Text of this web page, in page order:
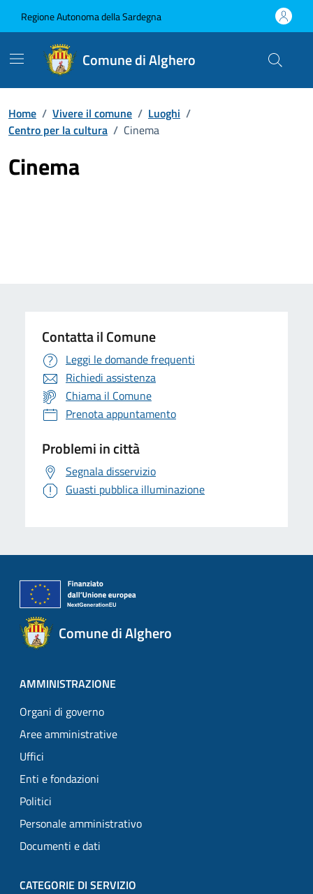
Regione Autonoma della Sardegna
Comune di Alghero
Home / Vivere il comune / Luoghi /
Centro per la cultura / Cinema
Cinema
Contatta il Comune
Leggi le domande frequenti
Richiedi assistenza
Chiama il Comune
Prenota appuntamento
Problemi in città
Segnala disservizio
Guasti pubblica illuminazione
Comune di Alghero
AMMINISTRAZIONE
Organi di governo
Aree amministrative
Uffici
Enti e fondazioni
Politici
Personale amministrativo
Documenti e dati
CATEGORIE DI SERVIZIO